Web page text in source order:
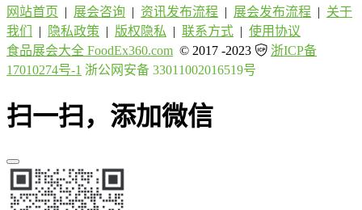
网站首页 | 展会咨询 | 资讯发布流程 | 展会发布流程 | 关于
我们
| 隐私政策 | 版权隐私 | 联系方式 | 使用协议
食品展会大全 FoodEx360.com © 2017 -2023
浙ICP备
17010274号-1 浙公网安备 33011002016519号
扫一扫，添加微信